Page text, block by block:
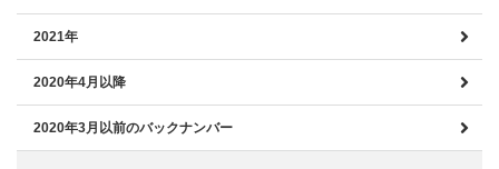
2021年
2020年4月以降
2020年3月以前のバックナンバー